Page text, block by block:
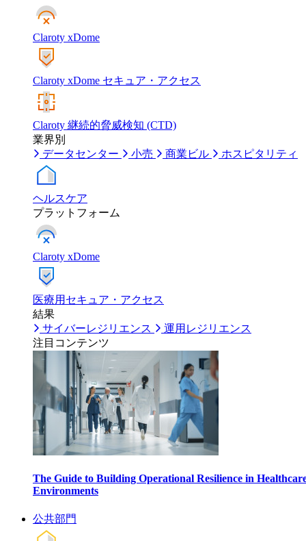
Claroty xDome
Claroty xDome セキュア・アクセス
Claroty 継続的脅威検知 (CTD)
業界別
データセンター
小売 商業ビル ホスピタリティ
ヘルスケア
プラットフォーム
Claroty xDome
医療用セキュア・アクセス
結果
サイバーレジリエンス
運用レジリエンス
注目コンテンツ
The Guide to Building Operational Resilience in
Environments
公共部門